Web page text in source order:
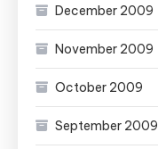
December 2009
November 2009
October 2009
September 2009